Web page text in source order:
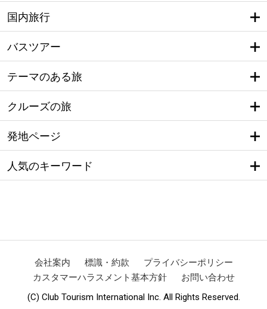
国内旅行
バスツアー
テーマのある旅
クルーズの旅
発地ページ
人気のキーワード
会社案内 標識・約款
プライバシーポリシー
カスタマーハラスメント基本方針
お問い合わせ
(C) Club Tourism International Inc. All Rights Reserved.